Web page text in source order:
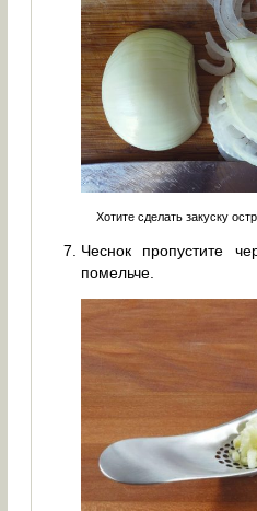
Хотите сделать закуску
Чеснок пропустите
помельче.